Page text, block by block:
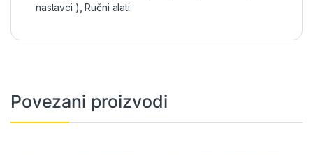
nastavci ) ,Ručni alati
Povezani proizvodi